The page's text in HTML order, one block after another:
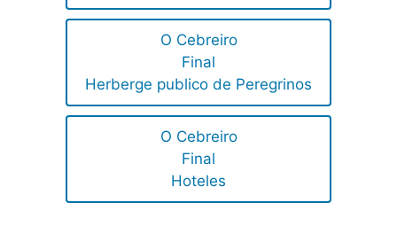
O Cebreiro
Final
Herberge publico de Peregrinos
O Cebreiro
Final
Hoteles